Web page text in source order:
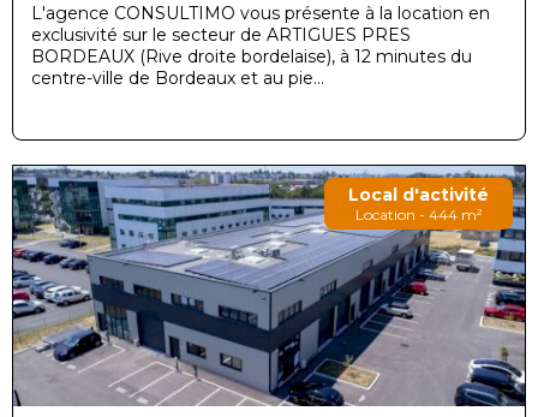
L'agence CONSULTIMO vous présente à la location en
exclusivité sur le secteur de ARTIGUES PRES
BORDEAUX (Rive droite bordelaise), à 12 minutes du
centre-ville de Bordeaux et au pie...
Local d'activité
Location - 444 m²